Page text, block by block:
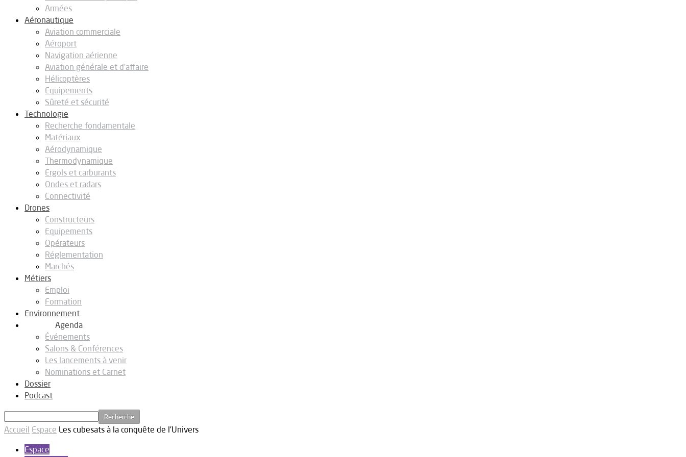
Armées
Aéronautique
Aviation commerciale
Aéroport
Navigation aérienne
Aviation générale et d’affaire
Hélicoptères
Equipements
Sûreté et sécurité
Technologie
Recherche fondamentale
Matériaux
Aérodynamique
Thermodynamique
Ergols et carburants
Ondes et radars
Connectivité
Drones
Constructeurs
Equipements
Opérateurs
Réglementation
Marchés
Métiers
Emploi
Formation
Environnement
Agenda
Événements
Salons & Conférences
Les lancements à venir
Nominations et Carnet
Dossier
Podcast
Accueil Espace Les cubesats à la conquête de l’Univers
Espace